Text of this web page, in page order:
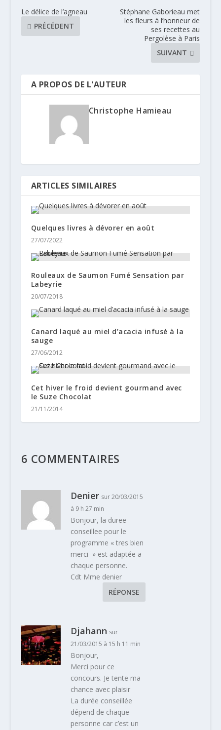
Le délice de l’agneau
PRÉCÉDENT
Stéphane Gaborieau met
les fleurs à l’honneur de
ses recettes au
Pergolèse à Paris
SUIVANT
A PROPOS DE L'AUTEUR
Christophe Hamieau
ARTICLES SIMILAIRES
Quelques livres à dévorer en août
27/07/2022
Rouleaux de Saumon Fumé Sensation par
Labeyrie
20/07/2018
Canard laqué au miel d’acacia infusé à la
sauge
27/06/2012
Cet hiver le froid devient gourmand avec
le Suze Chocolat
21/11/2014
6 COMMENTAIRES
Denier sur 20/03/2015
à 9 h 27 min
Bonjour, la duree
conseillee pour le
programme « tres bien
merci » est adaptée a
chaque personne.
Cdt Mme denier
RÉPONSE
Djahann sur
21/03/2015 à 15 h 11 min
Bonjour,
Merci pour ce
concours. Je tente ma
chance avec plaisir
La durée conseillée
dépend de chaque
personne car c’est un